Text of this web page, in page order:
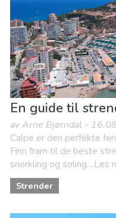
En guide til
av Arne Bjørndal -
Calpe er den perfekte
Finn fram til de beste
snorkling og soling....Les
Strender